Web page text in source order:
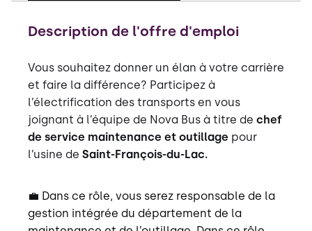
Description de l'offre d'emploi
Vous souhaitez donner un élan à votre carrière
et faire la différence? Participez à
l’électrification des transports en vous
joignant à l’équipe de Nova Bus à titre de chef
de service maintenance et outillage pour
l’usine de Saint-François-du-Lac.
💼 Dans ce rôle, vous serez responsable de la
gestion intégrée du département de la